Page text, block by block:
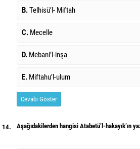
B.Telhisü’l- Miftah
C. Mecelle
D. Mebani’l-inşa
E. Miftahu’l-ulum
Cevabı Göster
14. Aşağıdakilerden hangisi Atabetü’l-hakayık’ın